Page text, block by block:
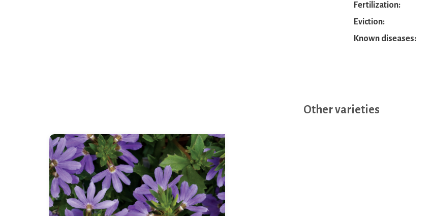
Fertilization:
Eviction:
Known diseases:
Other varieties